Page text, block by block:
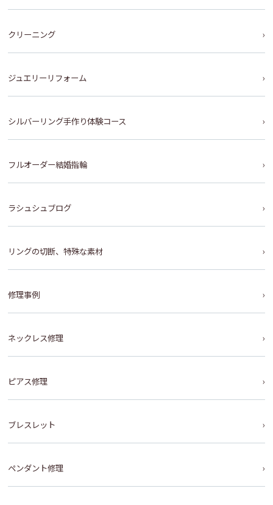
クリーニング
ジュエリーリフォーム
シルバーリング手作り体験コース
フルオーダー結婚指輪
ラシュシュブログ
リングの切断、特殊な素材
修理事例
ネックレス修理
ピアス修理
ブレスレット
ペンダント修理